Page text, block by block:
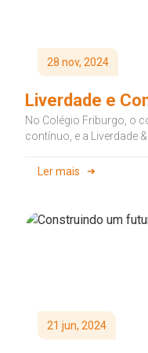
28 nov, 2024
Liverdade e
No Colégio Friburgo, o
contínuo, e a Liverdade
Ler mais
21 jun, 2024